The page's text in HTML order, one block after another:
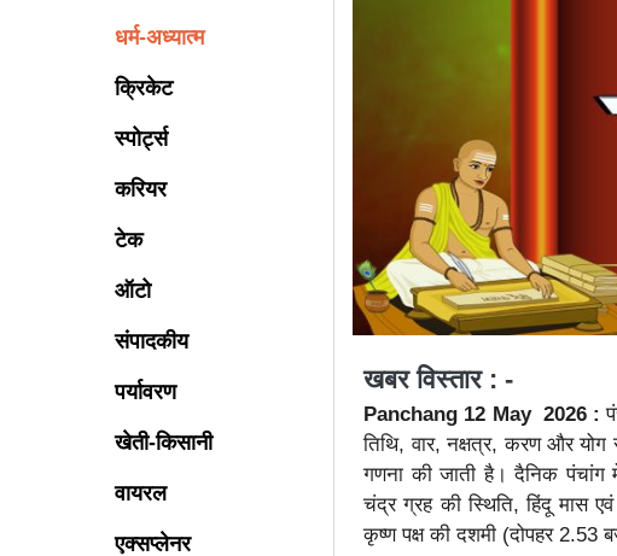
धर्म-अध्यात्म
क्रिकेट
स्पोर्ट्स
करियर
टेक
ऑटो
संपादकीय
पर्यावरण
खेती-किसानी
वायरल
एक्सप्लेनर
खबर विस्तार : -
Panchang 12 May 2026 :
तिथि, वार, नक्षत्र, करण और
गणना की जाती है। दैनिक पंचांग
चंद्र ग्रह की स्थिति, हिंदू मास
कृष्ण पक्ष की दशमी (दोपहर